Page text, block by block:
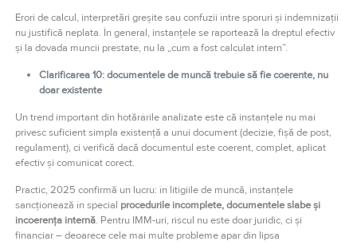
Erori de calcul, interpretări greșite sau confuzii între sporuri și indemnizații
nu justifică neplata. În general, instanțele se raportează la dreptul efectiv
și la dovada muncii prestate, nu la „cum a fost calculat intern”.
Clarificarea 10: documentele de muncă trebuie să fie coerente, nu
doar existente
Un trend important din hotărârile analizate este că instanțele nu mai
privesc suficient simpla existență a unui document (decizie, fișă de post,
regulament), ci verifică dacă documentul este coerent, complet, aplicat
efectiv și comunicat corect.
Practic, 2025 confirmă un lucru: în litigiile de muncă, instanțele
sancționează în special procedurile incomplete, documentele slabe și
incoerența internă. Pentru IMM-uri, riscul nu este doar juridic, ci și
financiar – deoarece cele mai multe probleme apar din lipsa